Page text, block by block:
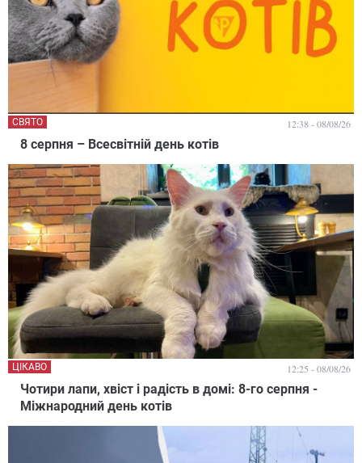
8 серпня – Всесвітній день котів
СВЯТО 12:38 - 08/08/26
Чотири лапи, хвіст і радість в домі: 8-го серпня -
Міжнародний день котів
ЦІКАВО 12:25 - 08/08/26